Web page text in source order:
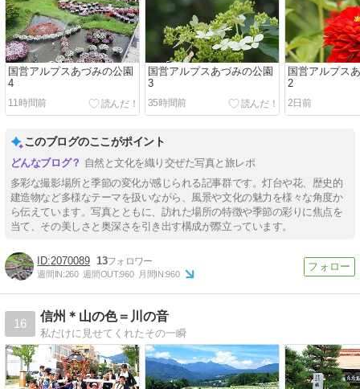
国営アルプスあづみの公園
4
11時間前
国営アルプスあづみの公園
3
35時間前
国営アルプス
2
2日前
このブログのここがポイント
自然と文化を織り交ぜた写真と旅レポ
多彩な撮影場所と季節の変化が感じられる記事群です。灯台や花、歴史的
建造物など多様なテーマを扱いながら、風景や文化の魅力を様々な角度か
ら伝えています。写真とともに、訪れた場所の特徴や季節の彩りに焦点を
当て、その美しさと奥深さを引き出す構成が際立っています。
2070089 13
週間IN:260 週間OUT:960 月間IN:960
16
信州＊山の色＝川の音
私だけに見せてくれたその一瞬